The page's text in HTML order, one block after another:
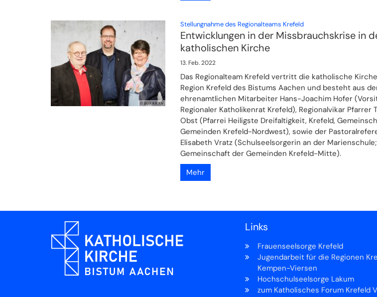
© BdR KR KV
Stellungnahme des Regionalteams Krefeld:
Entwicklungen in der Missbrauchskrise in
katholischen Kirche
13. Feb. 2022
Das Regionalteam Krefeld vertritt die katholische
Region Krefeld des Bistums Aachen und besteht aus
ehrenamtlichen Mitarbeiter Hans-Joachim Hofer
Regionaler Katholikenrat Krefeld), Regionalvikar Pfarrer
Obst (Pfarrei Heiligste Dreifaltigkeit, Krefeld,
Gemeinden Krefeld-Nordwest), sowie der
Elisabeth Vratz (Schulseelsorgerin an der Marienschule;
Gemeinschaft der Gemeinden Krefeld-Mitte).
Mehr
Links
Frauenseelsorge Krefeld
Jugendarbeit für die Regionen
Kempen-Viersen
Hochschulseelsorge Lakum
zum Katholisches Forum Krefeld